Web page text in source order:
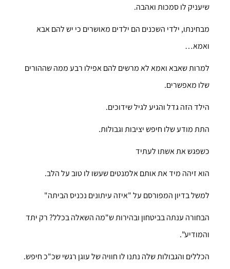
שיעניק לו סמכות ואהבה.
מבחינתו, ילדי השכנים הם ילדים מאושרים כי יש להם אבא
ואמא…
למרות שאבא ואמא לא מרשים להם אפילו רבע ממה שההורים
שלו מאפשרים.
הילד הזה גדל והגיע לגיל שידוכים.
התת מודע שלו חיפש יציבות וגבולות.
כשפגש את אשתו לעתיד
הוא זיהה מיד את אותם אלמנטים שעשו לו טוב על הלב.
למשל בדיון המפורסם על "איזה עיתונים נכניס הביתה"
הבחורה ענתה בביטחון ובהירות ש"מה השאלה בכלל? רק יתד
והמודיע".
הכללים והגבולות שלה נתנו לו חוויה של עוגן רגשי שכ"כ חיפש.